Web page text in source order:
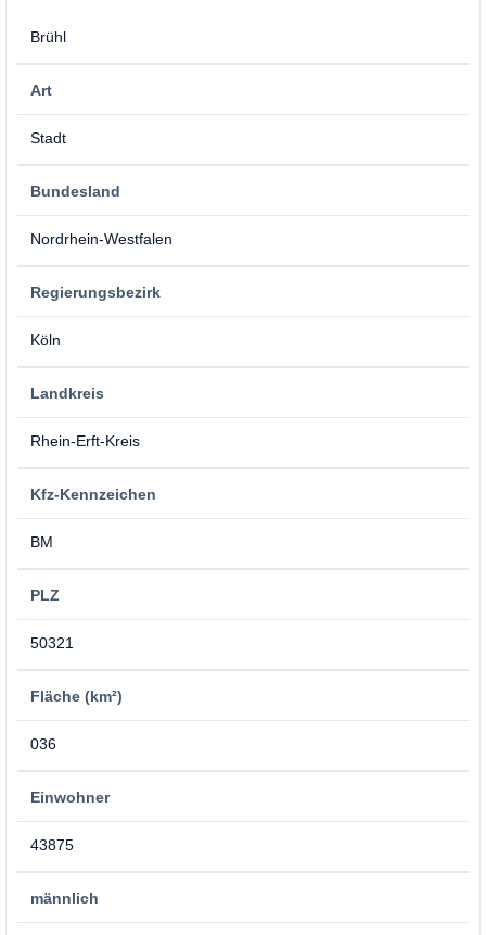
Brühl
Art
Stadt
Bundesland
Nordrhein-Westfalen
Regierungsbezirk
Köln
Landkreis
Rhein-Erft-Kreis
Kfz-Kennzeichen
BM
PLZ
50321
Fläche (km²)
036
Einwohner
43875
männlich